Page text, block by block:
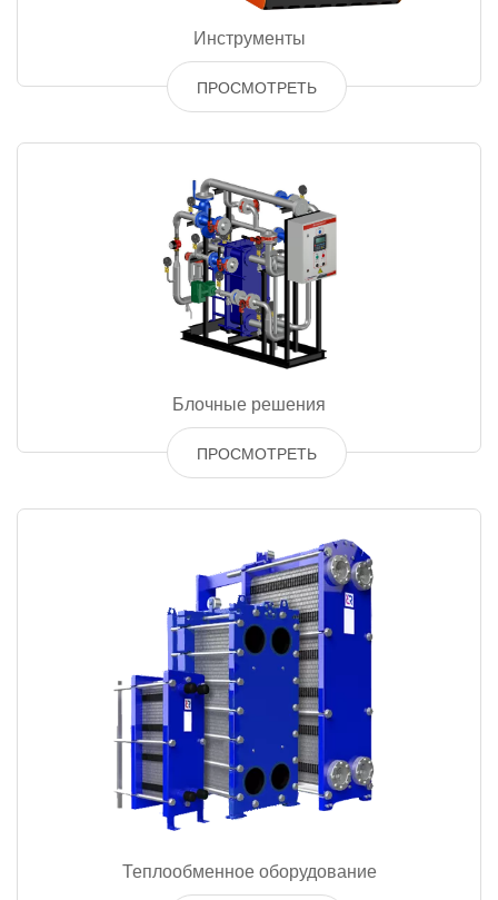
Инструменты
ПРОСМОТРЕТЬ
Блочные решения
ПРОСМОТРЕТЬ
Теплообменное оборудование